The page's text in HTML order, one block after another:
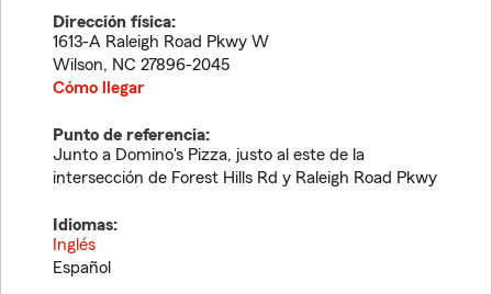
Dirección física:
1613-A Raleigh Road Pkwy W
Wilson, NC 27896-2045
Cómo llegar
Punto de referencia:
Junto a Domino's Pizza, justo al este de la
intersección de Forest Hills Rd y Raleigh Road Pkwy
Idiomas:
Inglés
Español